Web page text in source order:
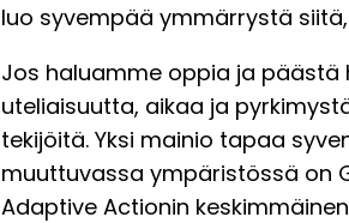
luo syvempää ymmärrystä
Jos haluamme oppia ja
uteliaisuutta, aikaa ja
tekijöitä. Yksi mainio tapaa
muuttuvassa ympäristössä on
Adaptive Actionin